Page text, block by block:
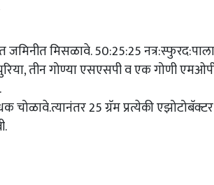
मिसळावे. 50:25:25
तीन गोण्या एसएसपी व एक गोणी
चोळावे.त्यानंतर 25 ग्रॅम प्रत्येकी